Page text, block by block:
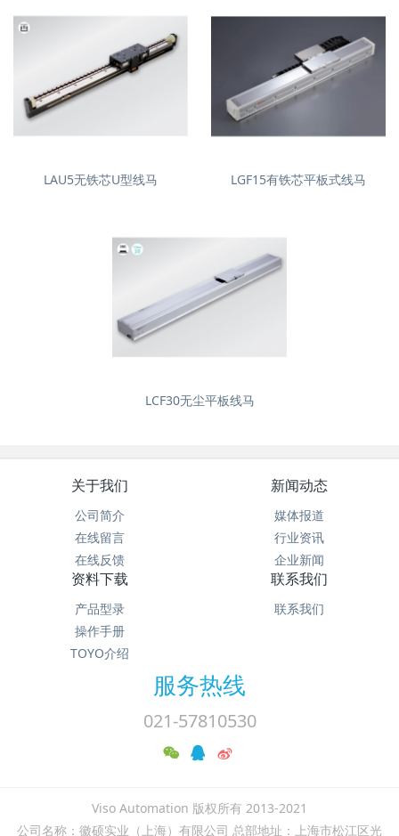
LAU5无铁芯U型线马 LGF15有铁芯平板式线马
LCF30无尘平板线马
关于我们
公司简介
在线留言
在线反馈
新闻动态
媒体报道
行业资讯
企业新闻
资料下载
产品型录
操作手册
TOYO介绍
联系我们
联系我们
服务热线
021-57810530
Viso Automation 版权所有 2013-2021
公司名称：徽硕实业（上海）有限公司 总部地址：上海市松江区光